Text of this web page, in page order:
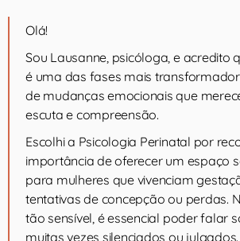
Olá!
Sou Lausanne, psicóloga, e acredito
é uma das fases mais
de mudanças emocionais que
escuta e compreensão.
Escolhi a Psicologia Perinatal por
importância de oferecer um espaço
para mulheres que vivenciam
tentativas de concepção ou perdas.
tão sensível, é essencial poder falar
muitas vezes silenciados ou julgados.